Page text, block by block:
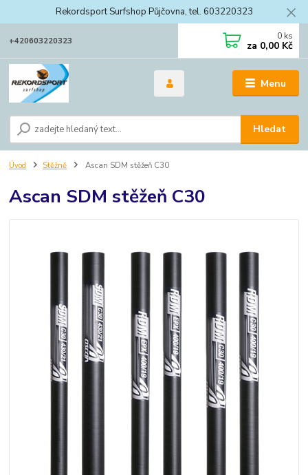
Rekordsport Surfshop Půjčovna, tel. 603220323
Menu
Hledat
+420603220323 0 ks
za 0,00 Kč
Úvod Stěžně Ascan SDM stěžeň C30
Ascan SDM stěžeň C30